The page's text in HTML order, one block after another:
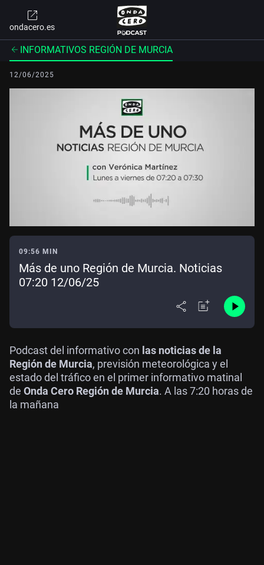
ondacero.es
INFORMATIVOS REGIÓN DE MURCIA
12/06/2025
09:56 MIN
Más de uno Región de Murcia. Noticias
07:20 12/06/25
Podcast del informativo con las noticias de la
Región de Murcia, previsión meteorológica y el
estado del tráfico en el primer informativo matinal
de Onda Cero Región de Murcia. A las 7:20 horas de
la mañana